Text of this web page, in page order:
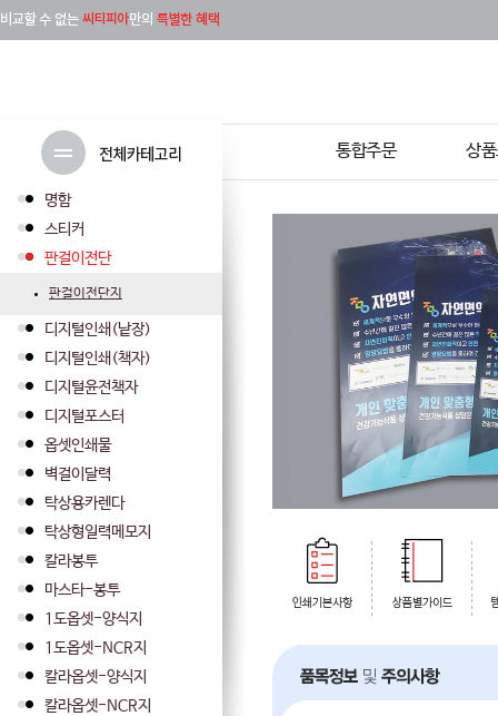
통합주문 상
명함
스티커
판걸이전단
판걸이전단지
디지털인쇄(낱장)
디지털인쇄(책자)
디지털윤전책자
디지털포스터
옵셋인쇄물
벽걸이달력
탁상용카렌다
탁상형일력메모지
칼라봉투
마스타-봉투
1도옵셋-양식지
1도옵셋-NCR지
칼라옵셋-양식지
칼라옵셋-NCR지